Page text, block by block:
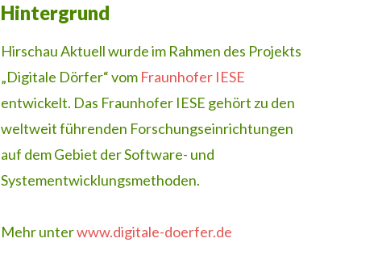
Hintergrund
Hirschau Aktuell wurde im Rahmen des Projekts
„Digitale Dörfer“ vom Fraunhofer IESE
entwickelt. Das Fraunhofer IESE gehört zu den
weltweit führenden Forschungseinrichtungen
auf dem Gebiet der Software- und
Systementwicklungsmethoden.
Mehr unterwww.digitale-doerfer.de